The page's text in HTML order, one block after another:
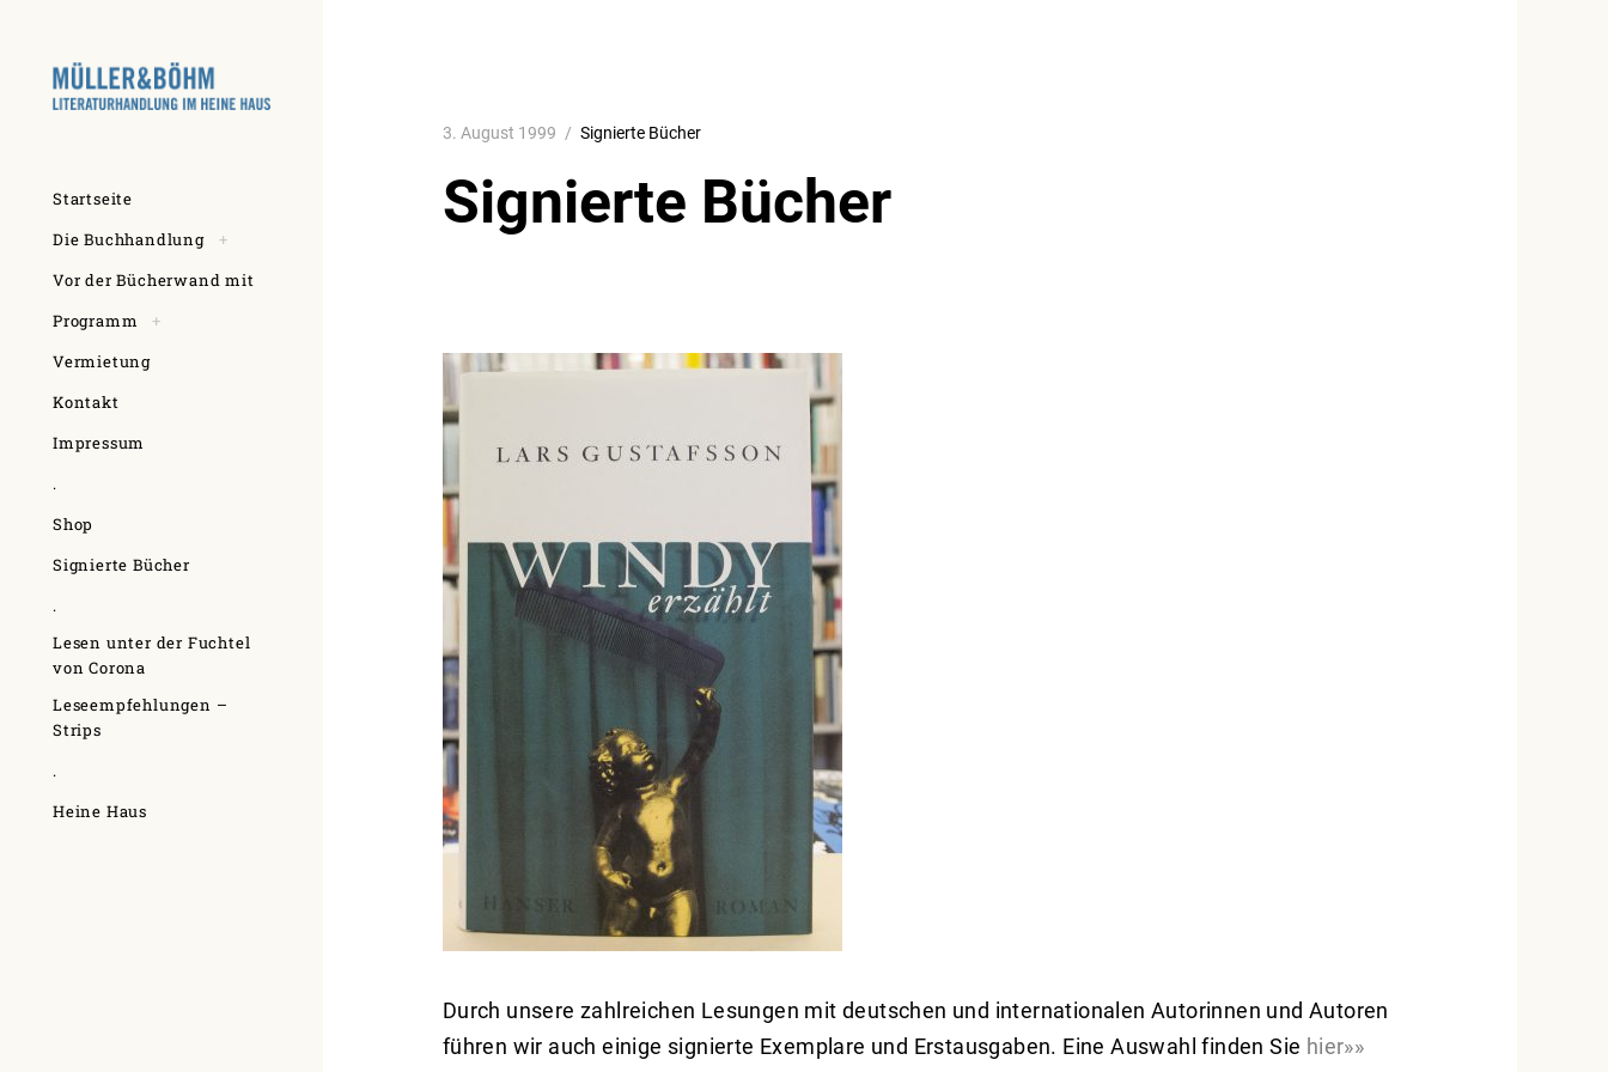
content
Startseite
Die Buchhandlung
toggle
child
+
Vor der Bücherwand mit
Programm
toggle
child
+
Vermietung
Kontakt
Impressum
.
Shop
Signierte Bücher
.
Lesen unter der Fuchtel
von Corona
Leseempfehlungen –
Strips
.
Heine Haus
3. August 1999 Signierte Bücher
Signierte Bücher
Durch unsere zahlreichen Lesungen mit deutschen und internationalen Autorinnen und Autoren
führen wir auch einige signierte Exemplare und Erstausgaben. Eine Auswahl finden Sie hier»»